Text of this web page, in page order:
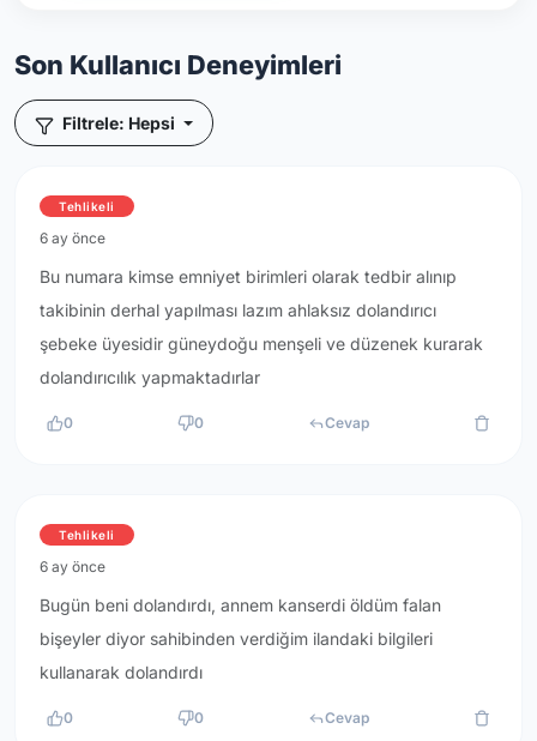
Son Kullanıcı Deneyimleri
Filtrele: Hepsi
Tehlikeli
6 ay önce
Bu numara kimse emniyet birimleri olarak tedbir alınıp
takibinin derhal yapılması lazım ahlaksız dolandırıcı
şebeke üyesidir güneydoğu menşeli ve düzenek kurarak
dolandırıcılık yapmaktadırlar
0 0 Cevap
Tehlikeli
6 ay önce
Bugün beni dolandırdı, annem kanserdi öldüm falan
bişeyler diyor sahibinden verdiğim ilandaki bilgileri
kullanarak dolandırdı
0 0 Cevap